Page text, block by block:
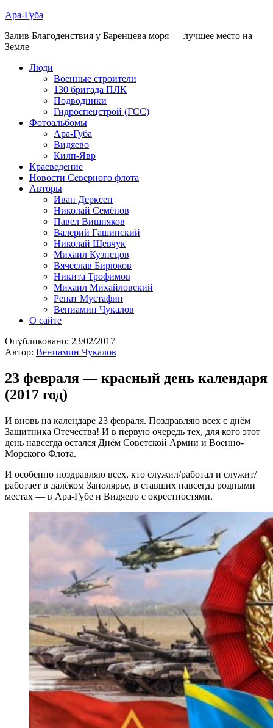
Ара-Губа
Залив Благоденствия у Баренцева моря — лучшее место на
Земле
Люди
Военные строители
130 бригада ПЛК
Подводники
Гидроспецстрой (ГСС)
Фотоальбомы
Ара-Губа
Видяево
Килп-Явр
Краеведение
Новости Северного флота
Авторы
Иван Дерксен
Николай Семёнов
Павел Вишняков
Валерий Гашинский
Николай Шевчук
Михаил Кузнецов
Вячеслав Бирюков
Никита Трофимов
Михаил Михайловский
Ренат Мустафин
Вениамин Чукалов
О сайте
Опубликовано: 23/02/2017
Автор: Вениамин Чукалов
23 февраля — красный день календаря
(2017 год)
И вновь на календаре 23 февраля. Поздравляю всех с днём
Защитника Отечества! И в первую очередь тех, для кого этот
день навсегда остался Днём Советской Армии и Военно-
Морского Флота.
И особенно поздравляю всех, кто служил/работал и служит/
работает в далёком Заполярье, в ставших навсегда родными
местах — в Ара-Губе и Видяево с окрестностями.